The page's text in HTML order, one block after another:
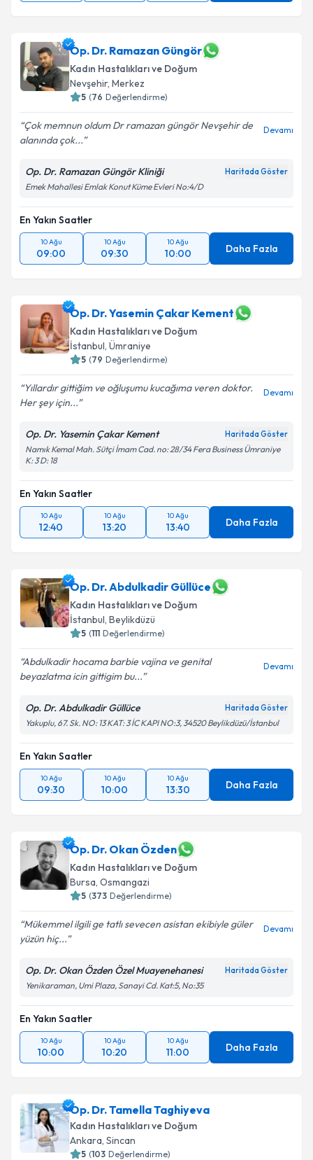
Op. Dr. Ramazan Güngör
Kadın Hastalıkları ve Doğum
Nevşehir, Merkez
5 (76 Değerlendirme)
Çok memnun oldum Dr ramazan güngör Nevşehir de
alanında çok...
Devamı
Op. Dr. Ramazan Güngör Kliniği Haritada Göster
Emek Mahallesi Emlak Konut Küme Evleri No:4/D
En Yakın Saatler
10 Ağu
09:00
10 Ağu
09:30
10 Ağu
10:00 Daha Fazla
Op. Dr. Yasemin Çakar Kement
Kadın Hastalıkları ve Doğum
İstanbul, Ümraniye
5 (79 Değerlendirme)
Yıllardır gittiğim ve oğluşumu kucağıma veren doktor.
Her şey için...
Devamı
Op. Dr. Yasemin Çakar Kement Haritada Göster
Namık Kemal Mah. Sütçi İmam Cad. no: 28/34 Fera Business Ümraniye
K: 3 D: 18
En Yakın Saatler
10 Ağu
12:40
10 Ağu
13:20
10 Ağu
13:40 Daha Fazla
Op. Dr. Abdulkadir Güllüce
Kadın Hastalıkları ve Doğum
İstanbul, Beylikdüzü
5 (111 Değerlendirme)
Abdulkadir hocama barbie vajina ve genital
beyazlatma icin gittigim bu...
Devamı
Op. Dr. Abdulkadir Güllüce Haritada Göster
Yakuplu, 67. Sk. NO: 13 KAT: 3 İC KAPI NO:3, 34520 Beylikdüzü/İstanbul
En Yakın Saatler
10 Ağu
09:30
10 Ağu
10:00
10 Ağu
13:30 Daha Fazla
Op. Dr. Okan Özden
Kadın Hastalıkları ve Doğum
Bursa, Osmangazi
5 (373 Değerlendirme)
Mükemmel ilgili ge tatlı sevecen asistan ekibiyle güler
yüzün hiç...
Devamı
Op. Dr. Okan Özden Özel Muayenehanesi Haritada Göster
Yenikaraman, Umi Plaza, Sanayi Cd. Kat:5, No:35
En Yakın Saatler
10 Ağu
10:00
10 Ağu
10:20
10 Ağu
11:00 Daha Fazla
Op. Dr. Tamella Taghiyeva
Kadın Hastalıkları ve Doğum
Ankara, Sincan
5 (103 Değerlendirme)